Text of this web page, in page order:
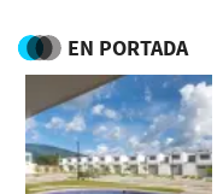
EN PORTADA